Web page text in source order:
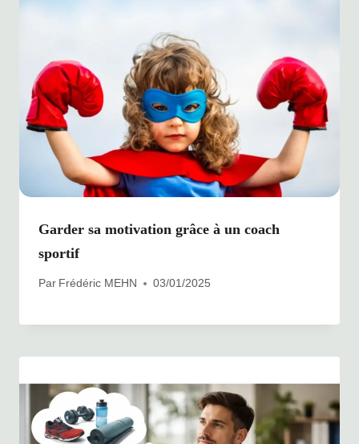
Garder sa motivation grâce à un coach
sportif
Par Frédéric MEHN 03/01/2025